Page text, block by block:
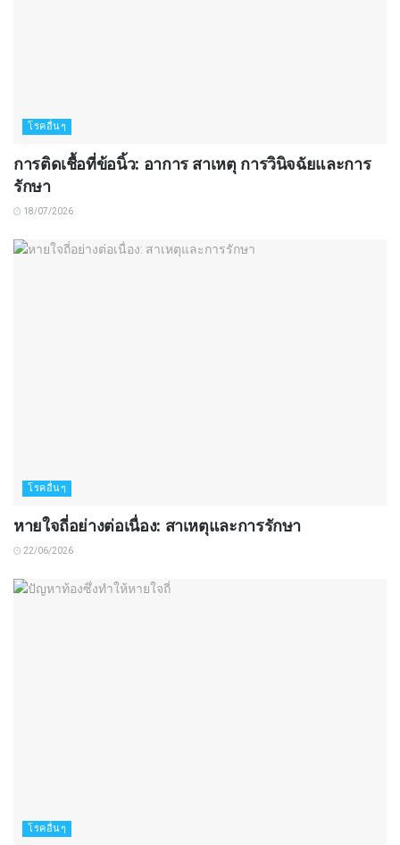
โรคอื่นๆ
การติดเชื้อที่ข้อนิ้ว: อาการ สาเหตุ การวินิจฉัยและการ
รักษา
18/07/2026
โรคอื่นๆ
หายใจถี่อย่างต่อเนื่อง: สาเหตุและการรักษา
22/06/2026
โรคอื่นๆ